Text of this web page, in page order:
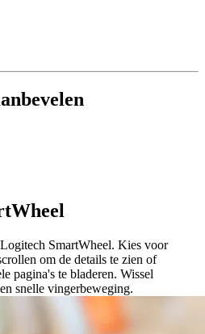
SmartWheel. Kies voor
om de details te zien of
pagina's te bladeren. Wissel
snelle vingerbeweging.